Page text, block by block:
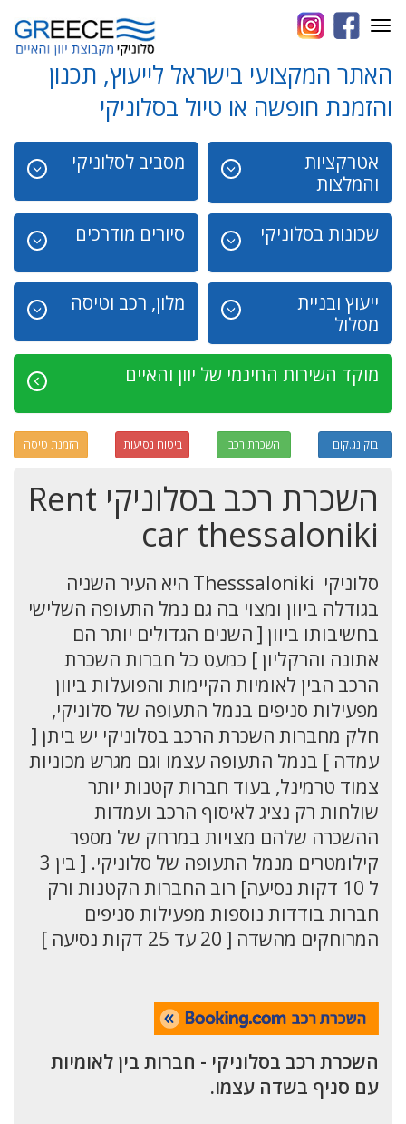
Toggle
navigation
האתר המקצועי בישראל לייעוץ, תכנון
והזמנת חופשה או טיול בסלוניקי
אטרקציות
והמלצות
מסביב לסלוניקי
שכונות בסלוניקי סיורים מודרכים
ייעוץ ובניית
מסלול
מלון, רכב וטיסה
מוקד השירות החינמי של יוון והאיים
בוקינג.קום השכרת רכב ביטוח נסיעות הזמנת טיסה
השכרת רכב בסלוניקי Rent
car thessaloniki
סלוניקי Thesssaloniki היא העיר השניה
בגודלה ביוון ומצוי בה גם נמל התעופה השלישי
בחשיבותו ביוון [ השנים הגדולים יותר הם
אתונה והרקליון ] כמעט כל חברות השכרת
הרכב הבין לאומיות הקיימות והפועלות ביוון
מפעילות סניפים בנמל התעופה של סלוניקי,
חלק מחברות השכרת הרכב בסלוניקי יש ביתן [
עמדה ] בנמל התעופה עצמו וגם מגרש מכוניות
צמוד טרמינל, בעוד חברות קטנות יותר
שולחות רק נציג לאיסוף הרכב ועמדות
ההשכרה שלהם מצויות במרחק של מספר
קילומטרים מנמל התעופה של סלוניקי. [ בין 3
ל 10 דקות נסיעה] רוב החברות הקטנות ורק
חברות בודדות נוספות מפעילות סניפים
המרוחקים מהשדה [ 20 עד 25 דקות נסיעה ]
השכרת רכב בסלוניקי - חברות בין לאומיות
עם סניף בשדה עצמו.